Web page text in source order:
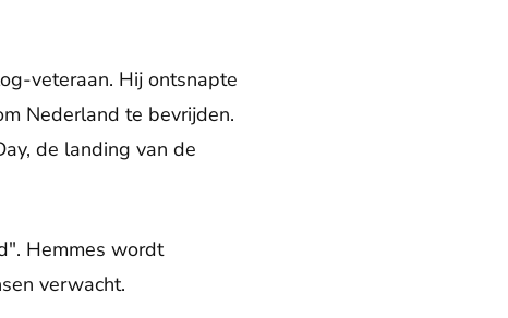
veteraan. Hij ontsnapte
Nederland te bevrijden.
de landing van de
Hemmes wordt
verwacht.